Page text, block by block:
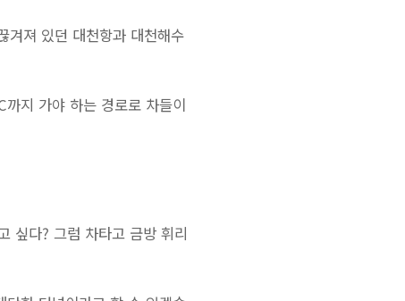
겨져 있던 대천항과 대천해수
지 가야 하는 경로로 차들이
싶다? 그럼 차타고 금방 휘리